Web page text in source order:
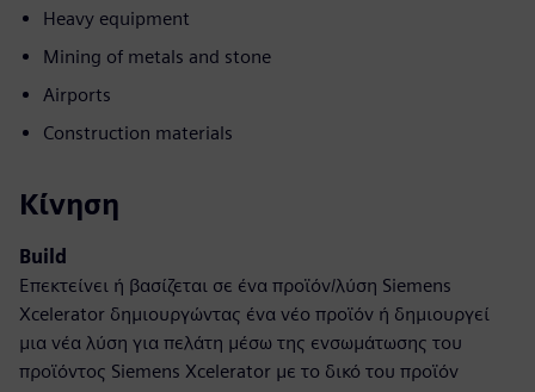
Heavy equipment
Mining of metals and stone
Airports
Construction materials
Κίνηση
Build
Επεκτείνει ή βασίζεται σε ένα προϊόν/λύση Siemens
Xcelerator δημιουργώντας ένα νέο προϊόν ή δημιουργεί
μια νέα λύση για πελάτη μέσω της ενσωμάτωσης του
προϊόντος Siemens Xcelerator με το δικό του προϊόν